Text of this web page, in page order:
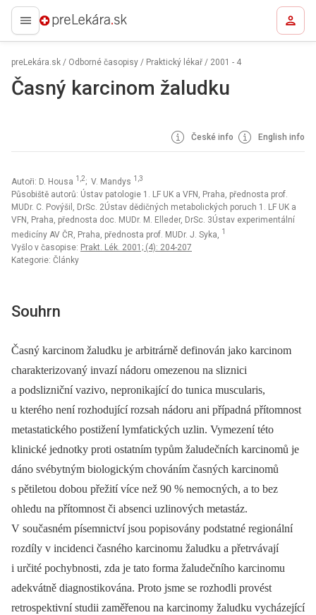
preLekára.sk
preLekára.sk / Odborné časopisy / Praktický lékař / 2001 - 4
Časný karcinom žaludku
České info English info
Autoři: D. Housa 1,2; V. Mandys 1,3
Působiště autorů: Ústav patologie 1. LF UK a VFN, Praha, přednosta prof.
MUDr. C. Povýšil, DrSc. 2Ústav dědičných metabolických poruch 1. LF UK a
VFN, Praha, přednosta doc. MUDr. M. Elleder, DrSc. 3Ústav experimentální
medicíny AV ČR, Praha, přednosta prof. MUDr. J. Syka, 1
Vyšlo v časopise: Prakt. Lék. 2001; (4): 204-207
Kategorie: Články
Souhrn
Časný karcinom žaludku je arbitrárně definován jako karcinom
charakterizovaný invazí nádoru omezenou na sliznici
a podslizniční vazivo, nepronikající do tunica muscularis,
u kterého není rozhodující rozsah nádoru ani případná přítomnost
metastatického postižení lymfatických uzlin. Vymezení této
klinické jednotky proti ostatním typům žaludečních karcinomů je
dáno svébytným biologickým chováním časných karcinomů
s pětiletou dobou přežití více než 90 % nemocných, a to bez
ohledu na přítomnost či absenci uzlinových metastáz.
V současném písemnictví jsou popisovány podstatné regionální
rozdíly v incidenci časného karcinomu žaludku a přetrvávají
i určité pochybnosti, zda je tato forma žaludečního karcinomu
adekvátně diagnostikována. Proto jsme se rozhodli provést
retrospektivní studii zaměřenou na karcinomy žaludku vycházející